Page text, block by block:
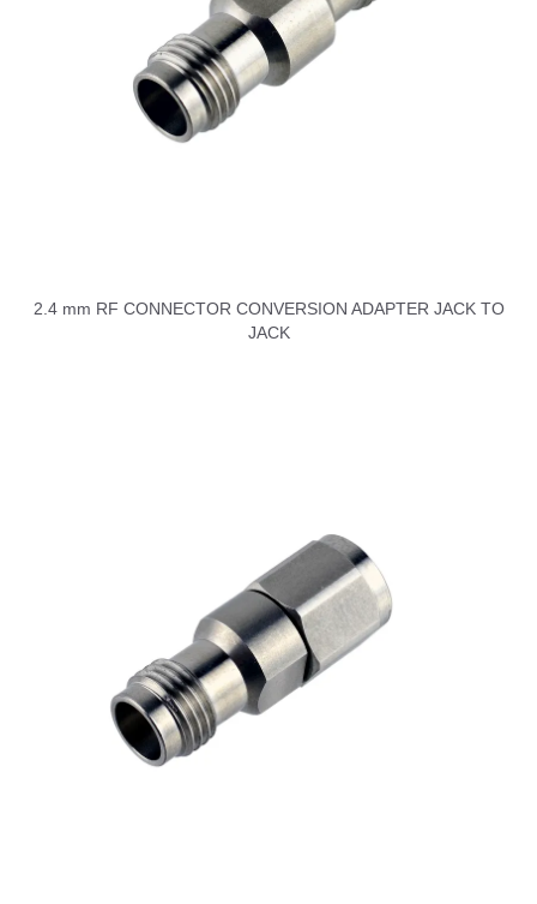
2.4 mm RF CONNECTOR CONVERSION ADAPTER JACK TO
JACK